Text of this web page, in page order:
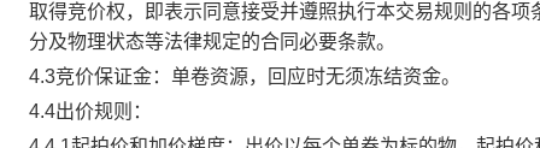
取得竞价权，即表示同意接受并遵照执行本交易规则的各
分及物理状态等法律规定的合同必要条款。
4.3竞价保证金：单卷资源，回应时无须冻结资金。
4.4出价规则：